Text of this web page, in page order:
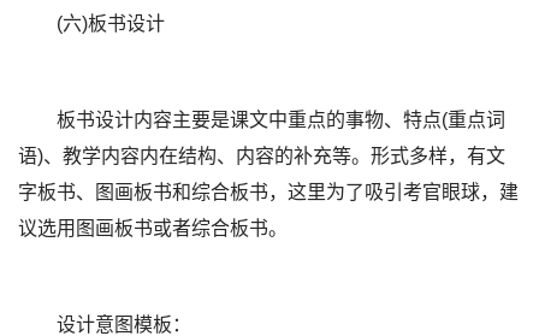
(六)板书设计
板书设计内容主要是课文中重点的事物、特点(重点词
语)、教学内容内在结构、内容的补充等。形式多样，有文
字板书、图画板书和综合板书，这里为了吸引考官眼球，建
议选用图画板书或者综合板书。
设计意图模板：